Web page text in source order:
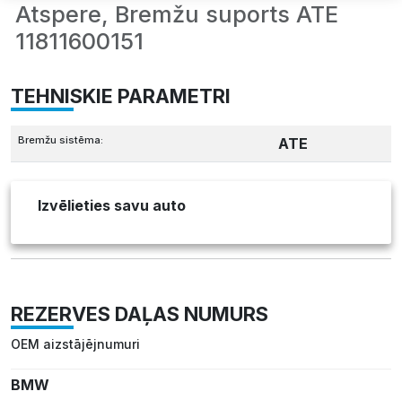
Atspere, Bremžu suports ATE
11811600151
TEHNISKIE PARAMETRI
Bremžu sistēma: ATE
Izvēlieties savu auto
REZERVES DAĻAS NUMURS
OEM aizstājējnumuri
BMW